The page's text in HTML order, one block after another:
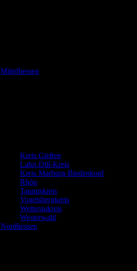
Mittelhessen
Kreis Gießen
Lahn-Dill-Kreis
Kreis Marburg-Biedenkopf
Rhön
Taunuskreis
Vogelsbergkreis
Wetteraukreis
Westerwald
Nordhessen